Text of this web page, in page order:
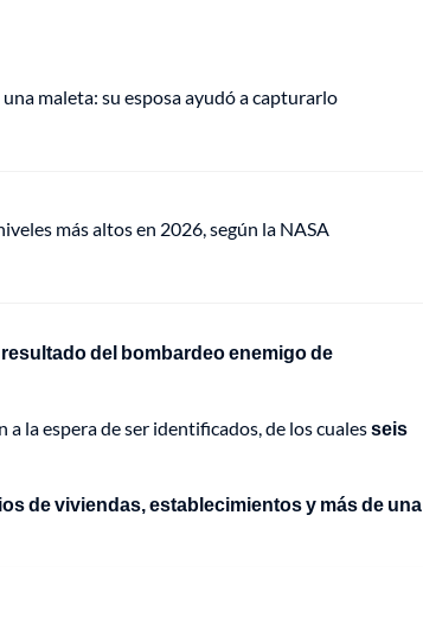
maleta: su esposa ayudó a capturarlo
más altos en 2026, según la NASA
del bombardeo enemigo de
la espera de ser identificados, de los cualesseis
de viviendas, establecimientos y más de una